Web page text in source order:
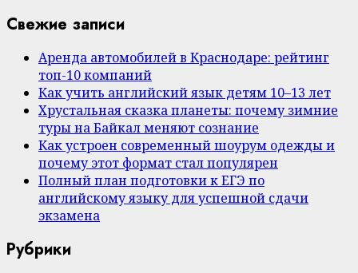
Свежие записи
Аренда автомобилей в Краснодаре: рейтинг
топ-10 компаний
Как учить английский язык детям 10–13 лет
Хрустальная сказка планеты: почему зимние
туры на Байкал меняют сознание
Как устроен современный шоурум одежды и
почему этот формат стал популярен
Полный план подготовки к ЕГЭ по
английскому языку для успешной сдачи
экзамена
Рубрики